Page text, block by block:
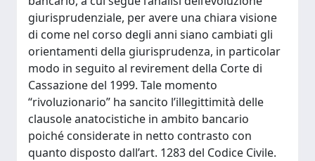
giurisprudenziale, per avere una chiara visione
di come nel corso degli anni siano cambiati gli
orientamenti della giurisprudenza, in particolar
modo in seguito al revirement della Corte di
Cassazione del 1999. Tale momento
“rivoluzionario” ha sancito l’illegittimità delle
clausole anatocistiche in ambito bancario
poiché considerate in netto contrasto con
quanto disposto dall’art. 1283 del Codice Civile.